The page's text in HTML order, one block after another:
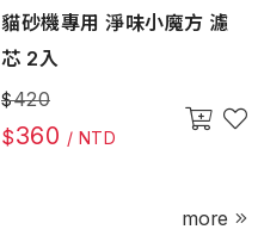
貓砂機專用 淨味小魔方 濾
芯 2入
$420
$360 / NTD
more